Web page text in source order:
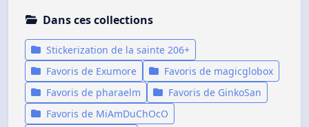
Dans ces collections
Stickerization de la sainte 206+
Favoris de Exumore
Favoris de magicglobox
Favoris de pharaelm
Favoris de GinkoSan
Favoris de MiAmDuChOcO